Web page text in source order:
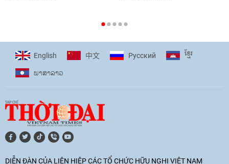
cùng thanh thiếu nhi tiên phong ứng
phó với biến đổi khí hậu
17:07|09/06/2026
[Video] Lào dành ưu tiên hàng đầu cho
quan hệ với Việt Nam
11:01 |09/06/2026
English 中文 Pусский ខ្មែរ
ພາ​ສາ​ລາວ
DIỄN ĐÀN CỦA LIÊN HIỆP CÁC TỔ CHỨC HỮU NGHỊ VIỆT NAM